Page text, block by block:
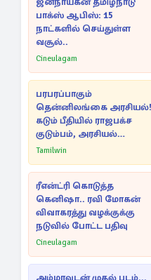
பாக்ஸ் ஆபிஸ்: 15
நாட்களில் செய்துள்ள
வசூல்..
Cineulagam
பரபரப்பாகும்
தென்னிலங்கை அரசியல்!
கடும் பீதியில் ராஜபக்ச
குடும்பம், அரசியல்
நட்புகள்
Tamilwin
ரீஎன்ட்ரி கொடுத்த
கெனிஷா.. ரவி மோகன்
விவாகரத்து வழக்குக்கு
நடுவில் போட்ட பதிவு
Cineulagam